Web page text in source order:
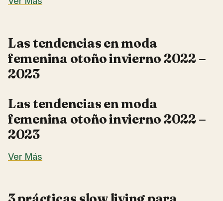
Las tendencias en moda
femenina otoño invierno 2022 –
2023
Las tendencias en moda
femenina otoño invierno 2022 –
2023
Ver Más